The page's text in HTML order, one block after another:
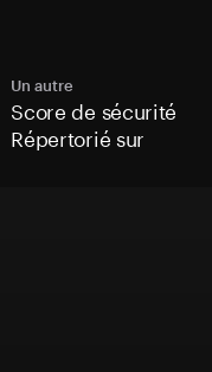
Un autre
Score de sécurité
Répertorié sur